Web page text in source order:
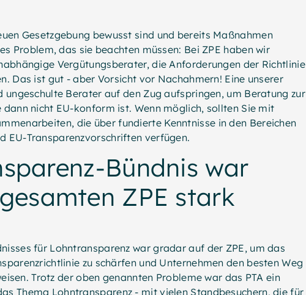
Gesetzgebung bewusst sind und bereits Maßnahmen
Problem, das sie beachten müssen: Bei ZPE haben wir
Vergütungsberater, die Anforderungen der Richtlinie
Das ist gut - aber Vorsicht vor Nachahmern! Eine unserer
ungeschulte Berater auf den Zug aufspringen, um Beratung zur
nicht EU-konform ist. Wenn möglich, sollten Sie mit
die über fundierte Kenntnisse in den Bereichen
EU-Transparenzvorschriften verfügen.
Bündnis war
ZPE stark
für Lohntransparenz war gradar auf der ZPE, um das
zu schärfen und Unternehmen den besten Weg
Trotz der oben genannten Probleme war das PTA ein
Thema Lohntransparenz - mit vielen Standbesuchern, die für